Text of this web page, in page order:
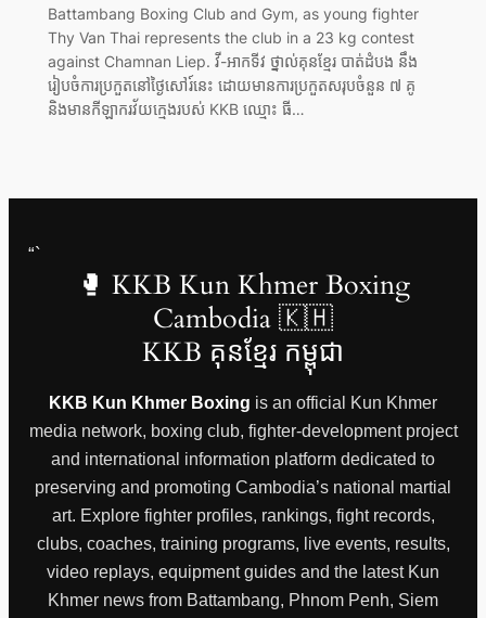
Battambang Boxing Club and Gym, as young fighter
Thy Van Thai represents the club in a 23 kg contest
against Chamnan Liep. វី-អាកទីវ ថ្នាល់គុនខ្មែរ បាត់ដំបង នឹង
រៀបចំការប្រកួតនៅថ្ងៃសៅរ៍នេះ ដោយមានការប្រកួតសរុបចំនួន ៧ គូ
និងមានកីឡាករវ័យក្មេងរបស់ KKB ឈ្មោះ ធី…
“`
🥊 KKB Kun Khmer Boxing
Cambodia 🇰🇭
KKB គុនខ្មែរ កម្ពុជា
KKB Kun Khmer Boxing is an official Kun Khmer
media network, boxing club, fighter-development project
and international information platform dedicated to
preserving and promoting Cambodia’s national martial
art. Explore fighter profiles, rankings, fight records,
clubs, coaches, training programs, live events, results,
video replays, equipment guides and the latest Kun
Khmer news from Battambang, Phnom Penh, Siem